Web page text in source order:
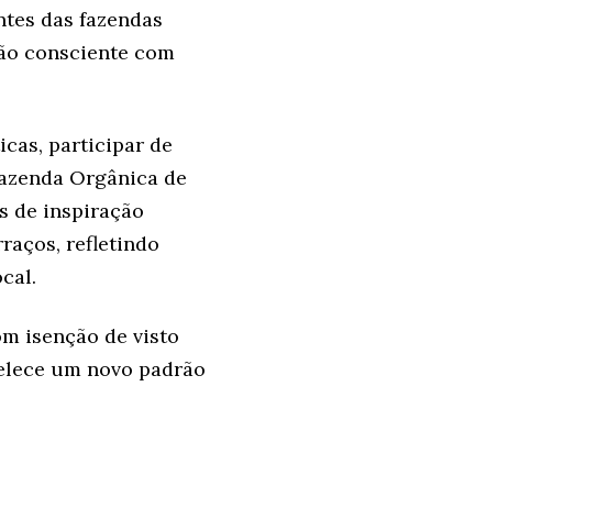
das fazendas
consciente com
participar de
Orgânica de
de inspiração
refletindo
isenção de visto
um novo padrão